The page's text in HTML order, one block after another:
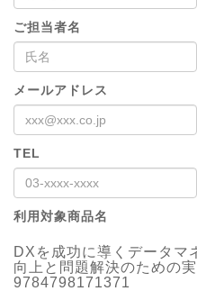
ご担当者名
メールアドレス
TEL
利用対象商品名
DXを成功に導くデータマ
向上と問題解決のための
9784798171371